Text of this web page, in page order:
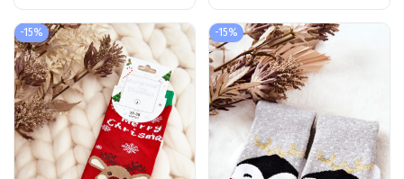
-15% -15%